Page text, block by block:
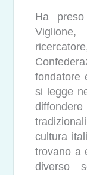
Ha
Viglione,
fondatore
si legge
cultura
trovano a
diverso